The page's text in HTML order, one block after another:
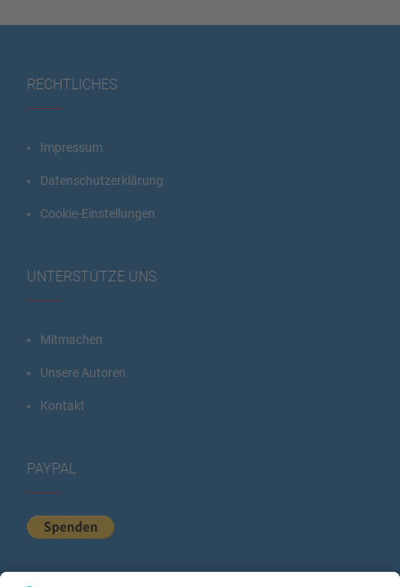
RECHTLICHES
Impressum
Datenschutzerklärung
Cookie-Einstellungen
UNTERSTÜTZE UNS
Mitmachen
Unsere Autoren
Kontakt
PAYPAL